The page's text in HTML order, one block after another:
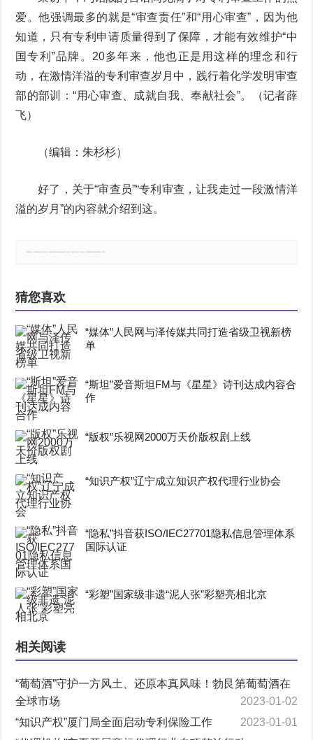
爱。他强调最多的就是“审查责任”和“用心审查”，因为他
知道，只有专利申请质量得到了保障，才能有效维护“中
国专利”品牌。20多年来，他也正是用这样的理念和行
动，在激情洋溢的专利审查岁月中，践行着化学发明审查
部的部训：“用心审查、成就自我、奉献社会”。（记者薛
飞）
（编辑：朱杉杉）
好了，关于“审查员”“专利审查，让我走过一段激情洋
溢的岁月”的内容就介绍到这。
猜您喜欢
“媒体”人民网与泽传媒共同打造省级卫视新榜
单
“斯坦”爱音斯坦FM与《星星》诗刊达成内容合
作
“版权”乐视网2000万天价版权剧上线
“知识产权”辽宁成立知识产权代理行业协会
“隐私”抖音获ISO/IEC27701隐私信息管理体系
国际认证
“彩塑”国家级非遗“泥人张”彩塑亮相北京
相关阅读
“葡萄酒”守护一方风土、还原本真风味！勃艮第葡萄酒在
全球市场
2023-01-02
“知识产权”厦门局全面启动专利保险工作
2023-01-01